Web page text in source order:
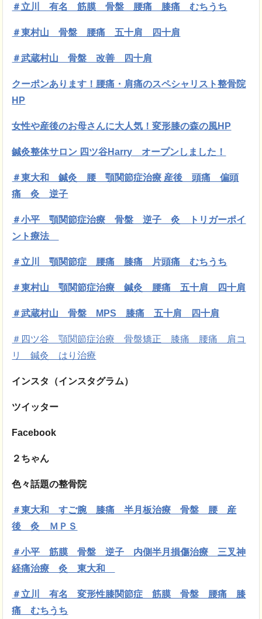
＃立川 有名 筋膜 骨盤 腰痛 膝痛 むちうち
＃東村山 骨盤 腰痛 五十肩 四十肩
＃武蔵村山 骨盤 改善 四十肩
クーポンあります！腰痛・肩痛のスペシャリスト整骨院
HP
女性や産後のお母さんに大人気！変形膝の森の風HP
鍼灸整体サロン 四ツ谷Harry オープンしました！
＃東大和 鍼灸 腰 顎関節症治療 産後 頭痛 偏頭
痛 灸 逆子
＃小平 顎関節症治療 骨盤 逆子 灸 トリガーポイ
ント療法
＃立川 顎関節症 腰痛 膝痛 片頭痛 むちうち
＃東村山 顎関節症治療 鍼灸 腰痛 五十肩 四十肩
＃武蔵村山 骨盤 MPS 膝痛 五十肩 四十肩
＃四ツ谷 顎関節症治療 骨盤矯正 膝痛 腰痛 肩コ
リ 鍼灸 はり治療
インスタ（インスタグラム）
ツイッター
Facebook
２ちゃん
色々話題の整骨院
＃東大和 すご腕 膝痛 半月板治療 骨盤 腰 産
後 灸 ＭＰＳ
＃小平 筋膜骨盤 逆子 内側半月損傷治療 三叉神
経痛治療 灸 東大和
＃立川 有名 変形性膝関節症 筋膜 骨盤 腰痛 膝
痛 むちうち